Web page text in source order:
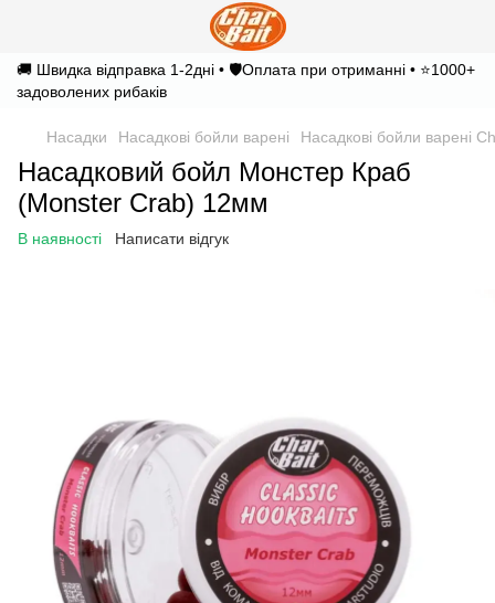
🚚 Швидка відправка 1-2дні • 🛡️Оплата при отриманні • ⭐1000+
задоволених рибаків
Насадки Насадкові бойли варені Насадкові бойли варені
Насадковий бойл Монстер Краб
(Monster Crab) 12мм
В наявності Написати відгук